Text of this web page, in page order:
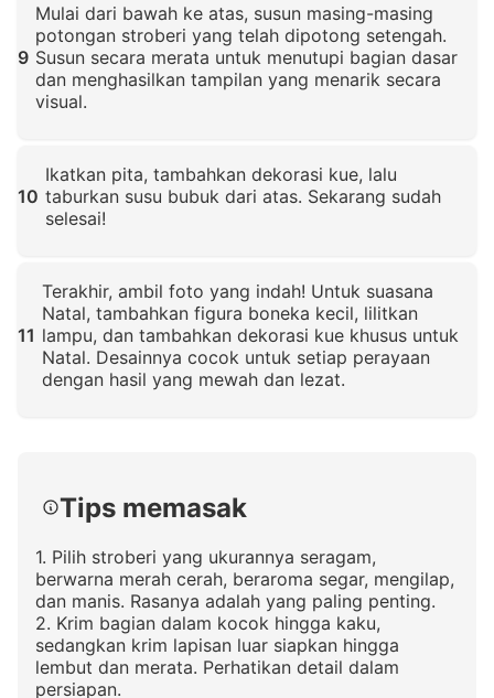
9
Mulai dari bawah ke atas, susun masing-masing
potongan stroberi yang telah dipotong setengah.
Susun secara merata untuk menutupi bagian dasar
dan menghasilkan tampilan yang menarik secara
visual.
10
Ikatkan pita, tambahkan dekorasi kue, lalu
taburkan susu bubuk dari atas. Sekarang sudah
selesai!
11
Terakhir, ambil foto yang indah! Untuk suasana
Natal, tambahkan figura boneka kecil, lilitkan
lampu, dan tambahkan dekorasi kue khusus untuk
Natal. Desainnya cocok untuk setiap perayaan
dengan hasil yang mewah dan lezat.
Tips memasak
1. Pilih stroberi yang ukurannya seragam,
berwarna merah cerah, beraroma segar, mengilap,
dan manis. Rasanya adalah yang paling penting.
2. Krim bagian dalam kocok hingga kaku,
sedangkan krim lapisan luar siapkan hingga
lembut dan merata. Perhatikan detail dalam
persiapan.